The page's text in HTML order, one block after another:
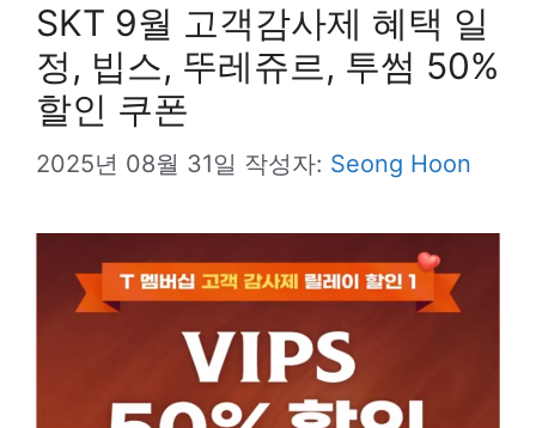
SKT 9월 고객감사제 혜택 일
정, 빕스, 뚜레쥬르, 투썸 50%
할인 쿠폰
2025년 08월 31일 작성자: Seong Hoon